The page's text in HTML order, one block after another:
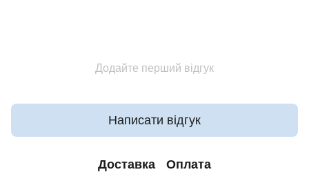
Додайте перший відгук
Написати відгук
Доставка Оплата